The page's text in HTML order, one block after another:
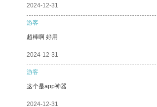
2024-12-31
游客
超棒啊 好用
2024-12-31
游客
这个是app神器
2024-12-31